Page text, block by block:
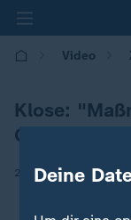
Video
Klose:
Generation
22.06.2026 | 05:30
Deine